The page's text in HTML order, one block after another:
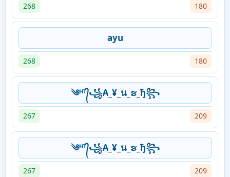
268 180
ayu
268 180
༄ᴴᵀ᭄꧁₳_¥_น_ຮ_ђ꧂
267 209
༄ᴴᵀ᭄꧁₳_¥_น_ຮ_ђ꧂
267 209